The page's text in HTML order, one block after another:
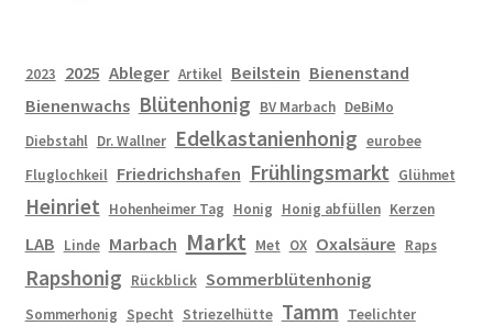
2023 2025 Ableger Artikel Beilstein Bienenstand
Bienenwachs Blütenhonig BV Marbach DeBiMo
Diebstahl Dr. Wallner Edelkastanienhonig eurobee
Fluglochkeil Friedrichshafen Frühlingsmarkt Glühmet
Heinriet Hohenheimer Tag Honig Honig abfüllen Kerzen
LAB Linde Marbach Markt Met OX Oxalsäure Raps
Rapshonig Rückblick Sommerblütenhonig
Sommerhonig Specht Striezelhütte Tamm Teelichter